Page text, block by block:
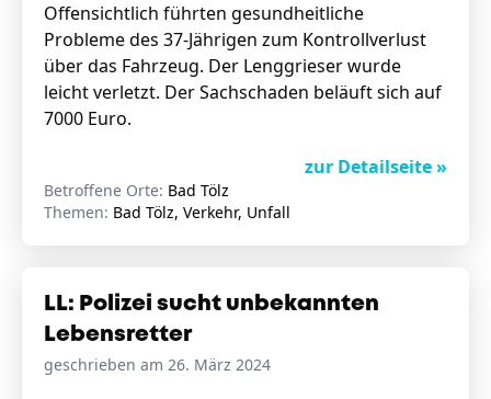
Offensichtlich führten gesundheitliche
Probleme des 37-Jährigen zum Kontrollverlust
über das Fahrzeug. Der Lenggrieser wurde
leicht verletzt. Der Sachschaden beläuft sich auf
7000 Euro.
zur Detailseite »
Betroffene Orte: Bad Tölz
Themen: Bad Tölz, Verkehr, Unfall
LL: Polizei sucht unbekannten
Lebensretter
geschrieben am 26. März 2024